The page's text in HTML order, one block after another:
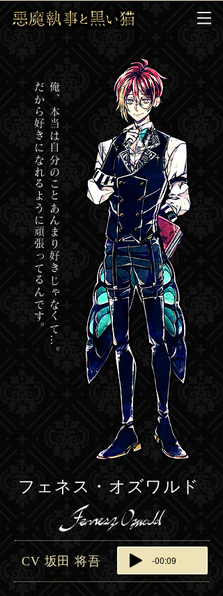
俺、本当は自分のことあんまり
好きじゃなくて…
。
だから好きになれるように頑張ってるんです。
フェネス・オズワルド
CV 坂田 将吾 -00:09